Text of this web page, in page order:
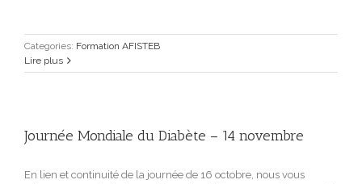
Categories: Formation AFISTEB
Lire plus
Journée Mondiale du Diabète – 14 novembre
En lien et continuité de la journée de 16 octobre, nous vous